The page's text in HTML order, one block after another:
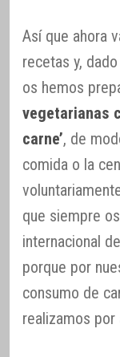
Así que ahora
recetas y,
os hemos
vegetarianas
carne’, de
comida o la
que siempre
internacional
porque por
consumo de
realizamos por